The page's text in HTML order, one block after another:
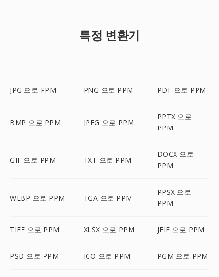
특정 변환기
JPG 으로 PPM PNG 으로 PPM PDF 으로 PPM
BMP 으로 PPM JPEG 으로 PPM
PPTX 으로
PPM
GIF 으로 PPM TXT 으로 PPM
DOCX 으로
PPM
WEBP 으로 PPM TGA 으로 PPM
PPSX 으로
PPM
TIFF 으로 PPM XLSX 으로 PPM JFIF 으로 PPM
PSD 으로 PPM ICO 으로 PPM PGM 으로 PPM